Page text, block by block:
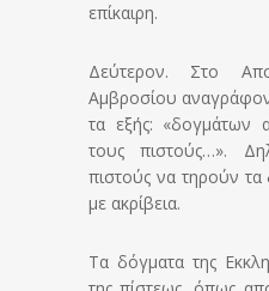
επίκαιρη.
Δεύτερον. Στο
Αμβροσίου
τα εξής: «δογμάτων
τους πιστούς…».
πιστούς να τηρούν τα
με ακρίβεια.
Τα δόγματα της